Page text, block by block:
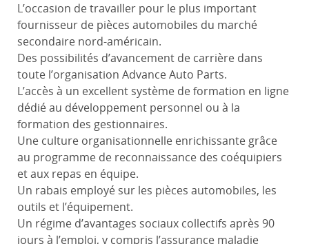
L’occasion de travailler pour le plus important
fournisseur de pièces automobiles du marché
secondaire nord-américain.
Des possibilités d’avancement de carrière dans
toute l’organisation Advance Auto Parts.
L’accès à un excellent système de formation en ligne
dédié au développement personnel ou à la
formation des gestionnaires.
Une culture organisationnelle enrichissante grâce
au programme de reconnaissance des coéquipiers
et aux repas en équipe.
Un rabais employé sur les pièces automobiles, les
outils et l’équipement.
Un régime d’avantages sociaux collectifs après 90
jours à l’emploi, y compris l’assurance maladie